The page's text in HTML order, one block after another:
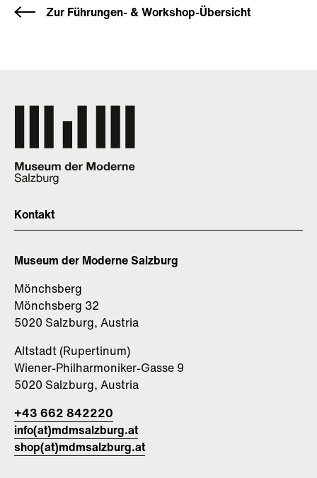
Zur Führungen- & Workshop-Übersicht
Kontakt
Museum der Moderne Salzburg
Mönchsberg
Mönchsberg 32
5020 Salzburg, Austria
Altstadt (Rupertinum)
Wiener-Philharmoniker-Gasse 9
5020 Salzburg, Austria
+43 662 842220
info(at)mdmsalzburg.at
shop(at)mdmsalzburg.at